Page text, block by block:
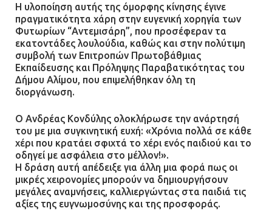
Η υλοποίηση αυτής της όμορφης κίνησης έγινε
πραγματικότητα χάρη στην ευγενική χορηγία των
Φυτωρίων “Αντεμισάρη”, που προσέφεραν τα
εκατοντάδες λουλούδια, καθώς και στην πολύτιμη
συμβολή των Επιτροπών Πρωτοβάθμιας
Εκπαίδευσης και Πρόληψης Παραβατικότητας του
Δήμου Αλίμου, που επιμελήθηκαν όλη τη
διοργάνωση.
Ο Ανδρέας Κονδύλης ολοκλήρωσε την ανάρτησή
του με μια συγκινητική ευχή: «Χρόνια πολλά σε κάθε
χέρι που κρατάει σφιχτά το χέρι ενός παιδιού και το
οδηγεί με ασφάλεια στο μέλλον!».
Η δράση αυτή απέδειξε για άλλη μια φορά πως οι
μικρές χειρονομίες μπορούν να δημιουργήσουν
μεγάλες αναμνήσεις, καλλιεργώντας στα παιδιά τις
αξίες της ευγνωμοσύνης και της προσφοράς.